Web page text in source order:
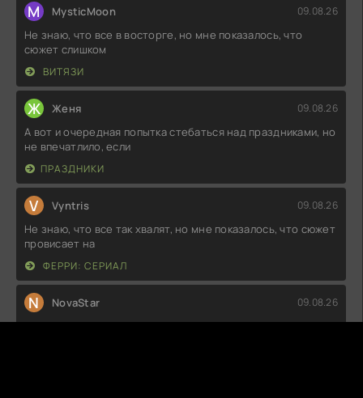
M MysticMoon 09.08.26
Не знаю, что все в восторге, но мне показалось, что
сюжет слишком
ВИТЯЗИ
Ж Женя 09.08.26
А вот и очередная попытка стебаться над праздниками, но
не впечатлило, если
ПРАЗДНИКИ
V Vyntris 09.08.26
Не знаю, что все так хвалят, но мне показалось, что сюжет
провисает на
ФЕРРИ: СЕРИАЛ
N NovaStar 09.08.26
Не знаю, что все в восторге, но мне показалось, что это